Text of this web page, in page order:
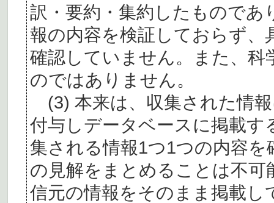
訳・要約・集約したものであ
報の内容を検証しておらず、
確認していません。また、
のではありません。
(3) 本来は、収集された情
付与しデータベースに掲載
集される情報1つ1つの内容
の見解をまとめることは不
信元の情報をそのまま掲載し